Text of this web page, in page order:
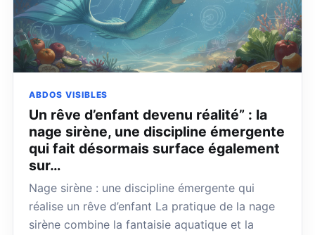
ABDOS VISIBLES
Un rêve d’enfant devenu réalité” : la
nage sirène, une discipline émergente
qui fait désormais surface également
sur…
Nage sirène : une discipline émergente qui
réalise un rêve d’enfant La pratique de la nage
sirène combine la fantaisie aquatique et la